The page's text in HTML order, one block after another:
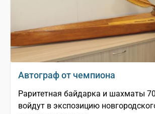
Автограф от чемпиона
Раритетная байдарка и шахматы
войдут в экспозицию